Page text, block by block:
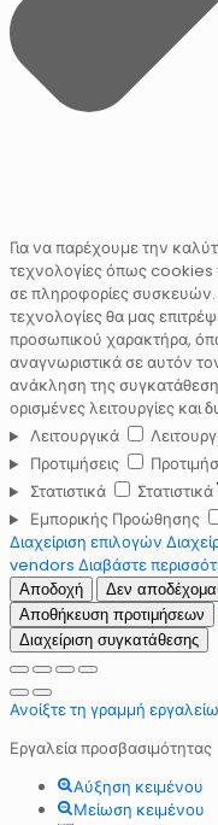
Για να παρέχουμε την
τεχνολογίες όπως cookies
σε πληροφορίες συσκευών.
τεχνολογίες θα μας
προσωπικού χαρακτήρα,
αναγνωριστικά σε αυτόν
ανάκληση της
ορισμένες λειτουργίες και
Λειτουργικά
Προτιμήσεις
Στατιστικά
Στατιστικά
Εμπορικής Προώθησης
Διαχείριση επιλογών
vendors Διαβάστε
Αποδοχή Δεν
Αποθήκευση προτιμήσεων
Διαχείριση συγκατάθεσης
Ανοίξτε τη γραμμή
Εργαλεία προσβασιμότητας
Αύξηση κειμένου
Μείωση κειμένου